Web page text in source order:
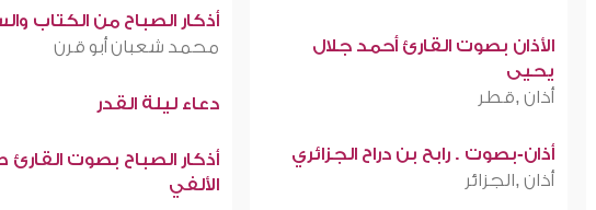
الأذان بصوت القارئ أحمد جلال
يحيى
أذان ,قطر
أذان-بصوت . رابح بن دراح الجزائري
أذان ,الجزائر
أذكار الصباح من الكتاب
محمد شعبان أبو قرن
دعاء ليلة القدر
أذكار الصباح بصوت القارئ
الألفي